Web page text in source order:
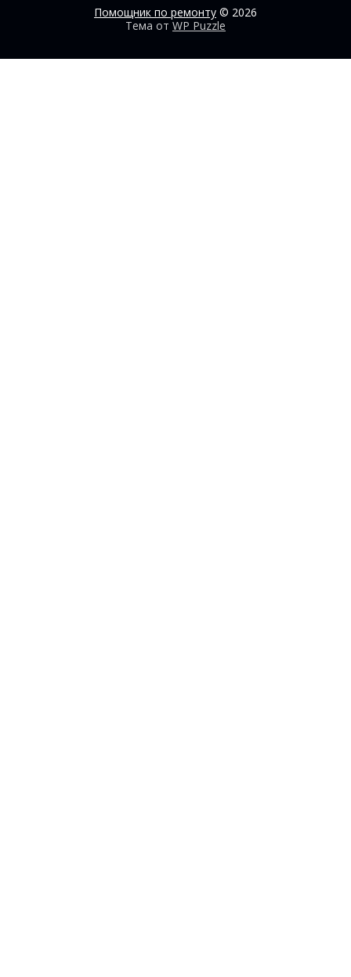
Помощник по ремонту © 2026
Тема от WP Puzzle